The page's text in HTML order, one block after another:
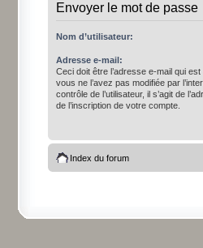
Envoyer le mot de passe
Nom d’utilisateur:
Adresse e-mail:
Ceci doit être l’adresse e-mail qui
vous ne l’avez pas modifiée par
contrôle de l’utilisateur, il s’agit de
de l’inscription de votre compte.
Index du forum